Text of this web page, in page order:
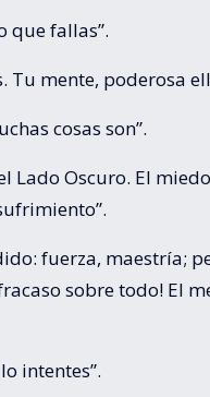
que fallas”.
mente, poderosa
cosas son”.
Lado Oscuro. El
fuerza, maestría;
sobre todo! El
intentes”.